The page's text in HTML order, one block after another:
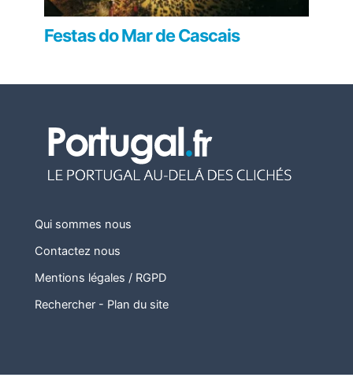
Festas do Mar de Cascais
Qui sommes nous
Contactez nous
Mentions légales / RGPD
Rechercher- Plan du site